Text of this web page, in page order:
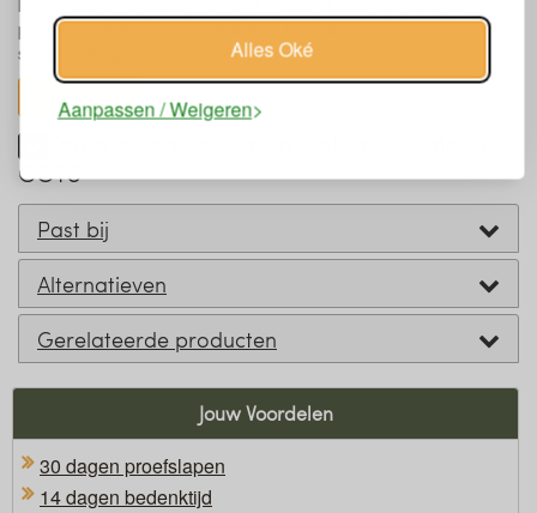
Alles Oké
Aanpassen / Weigeren
katoensatijn. Het katoen is nooit in aanraking geweest met
pesticiden of andere chemicaliën. Hierdoor zijn de hoeslakens
schoon, veilig en huidvriendelijk.
toon alles
GOTS
Past bij
Alternatieven
Gerelateerde producten
Jouw Voordelen
30 dagen proefslapen
14 dagen bedenktijd